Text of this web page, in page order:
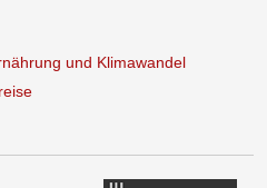
und Klimawandel